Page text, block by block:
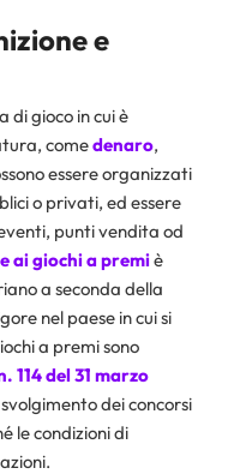
e
di gioco in cui è
comedenaro,
essere organizzati
o privati, ed essere
punti vendita od
ai giochi a premiè
a seconda della
nel paese in cui si
a premi sono
del 31 marzo
dei concorsi
le condizioni di